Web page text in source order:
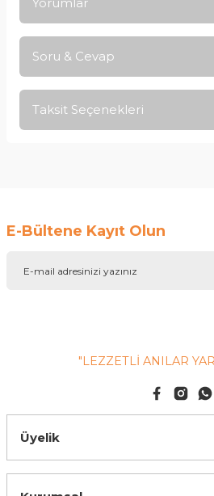
Soru & Cevap
Taksit Seçenekleri
E-Bültene Kayıt Olun
"LEZZETLİ ANILAR
Üyelik